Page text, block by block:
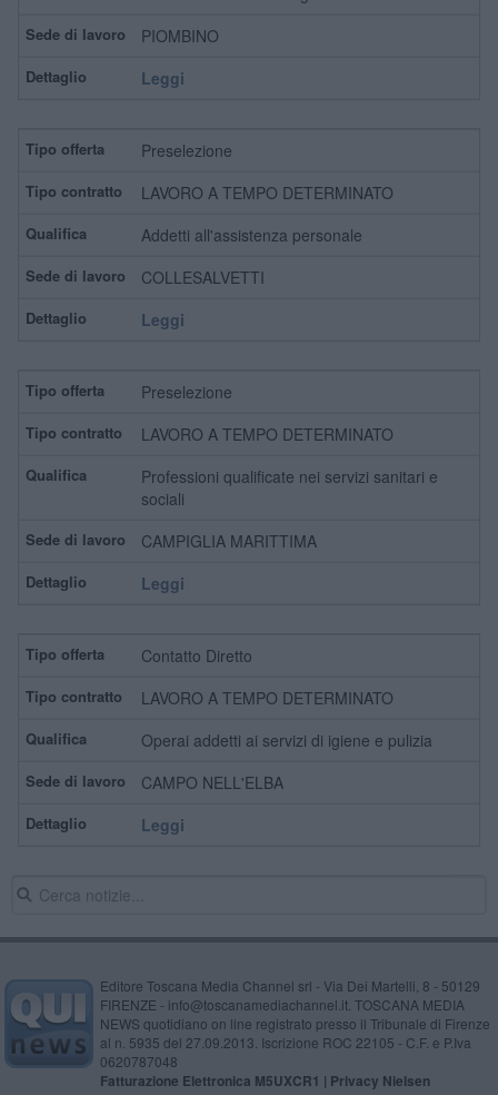
PIOMBINO
Leggi
Preselezione
LAVORO A TEMPO DETERMINATO
Addetti all'assistenza personale
COLLESALVETTI
Leggi
Preselezione
LAVORO A TEMPO DETERMINATO
Professioni qualificate nei servizi sanitari e
sociali
CAMPIGLIA MARITTIMA
Leggi
Contatto Diretto
LAVORO A TEMPO DETERMINATO
Operai addetti ai servizi di igiene e pulizia
CAMPO NELL'ELBA
Leggi
Editore Toscana Media Channel srl - Via Dei Martelli, 8 - 50129
FIRENZE - info@toscanamediachannel.it. TOSCANA MEDIA
NEWS quotidiano on line registrato presso il Tribunale di Firenze
al n. 5935 del 27.09.2013. Iscrizione ROC 22105 - C.F. e P.Iva
0620787048
Fatturazione Elettronica M5UXCR1 | Privacy Nielsen